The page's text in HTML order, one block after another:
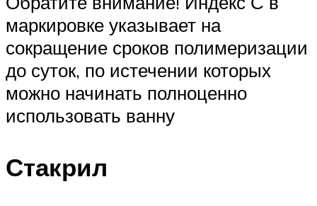
маркировке указывает на
сокращение сроков полимеризации
до суток, по истечении которых
можно начинать полноценно
использовать ванну
Стакрил